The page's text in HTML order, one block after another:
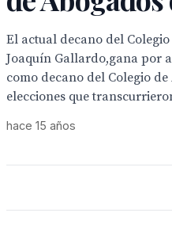
El actual decano del
Joaquín Gallardo,gana por
como decano del Colegio
elecciones que
hace 15 años